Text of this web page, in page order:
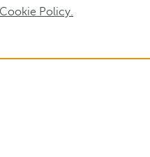
Cookie Policy.